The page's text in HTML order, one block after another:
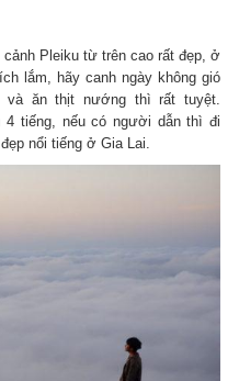
Pleiku từ trên cao rất đẹp, ở
lắm, hãy canh ngày không gió
và ăn thịt nướng thì rất tuyệt.
4 tiếng, nếu có người dẫn thì đi
nổi tiếng ở Gia Lai.